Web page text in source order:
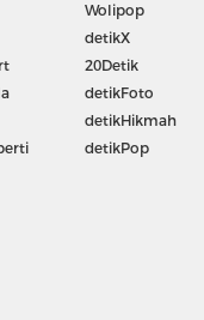
Wolipop
detikX
20Detik
detikFoto
detikHikmah
detikPop